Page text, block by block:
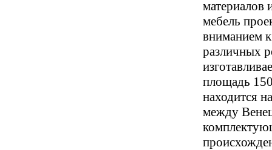
материалов
мебель
вниманием
различных
площадь
находится
между